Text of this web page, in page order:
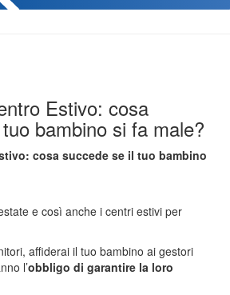
Estivo: cosa
bambino si fa male?
cosa succede se il tuo bambino
e così anche i centri estivi per
affiderai il tuo bambino ai gestori
l’obbligo di garantire la loro